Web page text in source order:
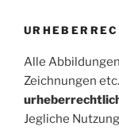
Alle
Zeichnungen
Jegliche